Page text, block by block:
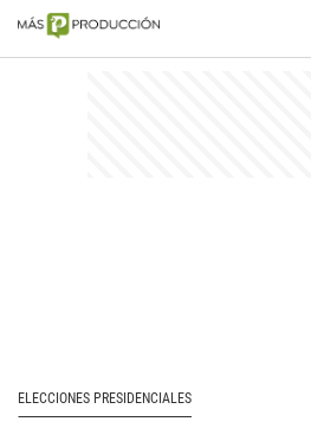
ELECCIONES PRESIDENCIALES